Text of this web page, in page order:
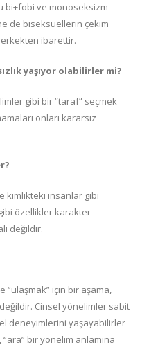
bi+fobi ve monoseksizm
de biseksüellerin çekim
ibarettir.
yaşıyor olabilirler mi?
gibi bir “taraf” seçmek
onları kararsız
kimlikteki insanlar gibi
özellikler karakter
değildir.
için bir aşama,
Cinsel yönelimler sabit
deneyimlerini yaşayabilirler
bir yönelim anlamına